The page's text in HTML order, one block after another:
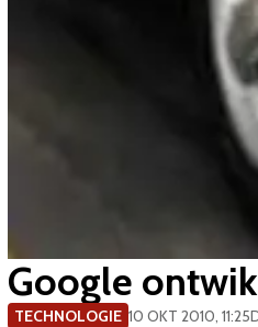
Google
TECHNOLOGIE 10 OKT 2010, 11:25